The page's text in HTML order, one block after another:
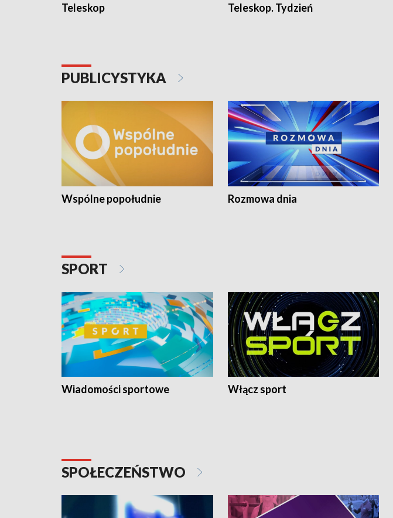
Teleskop Teleskop. Tydzień
PUBLICYSTYKA
Wspólne popołudnie Rozmowa dnia
SPORT
Wiadomości sportowe Włącz sport
SPOŁECZEŃSTWO